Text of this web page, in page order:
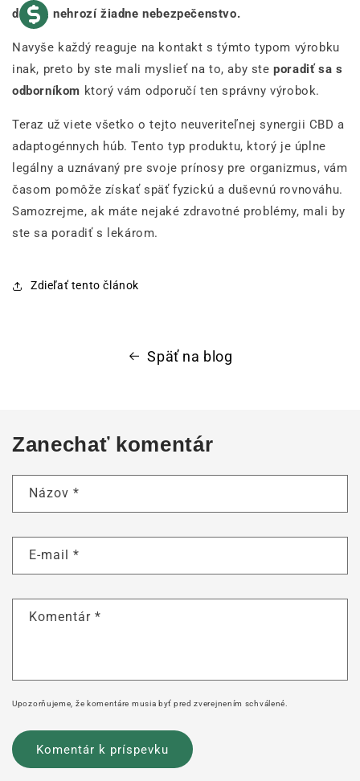
dávky, nehrozí žiadne nebezpečenstvo.
Navyše každý reaguje na kontakt s týmto typom výrobku
inak, preto by ste mali myslieť na to, aby steporadiť sa s
odborníkom ktorý vám odporučí ten správny výrobok.
Teraz už viete všetko o tejto neuveriteľnej synergii CBD a
adaptogénnych húb. Tento typ produktu, ktorý je úplne
legálny a uznávaný pre svoje prínosy pre organizmus, vám
časom pomôže získať späť fyzickú a duševnú rovnováhu.
Samozrejme, ak máte nejaké zdravotné problémy, mali by
ste sa poradiť s lekárom.
Zdieľať tento článok
Späť na blog
Zanechať komentár
Názov *
E-mail *
Komentár *
Upozorňujeme, že komentáre musia byť pred zverejnením schválené.